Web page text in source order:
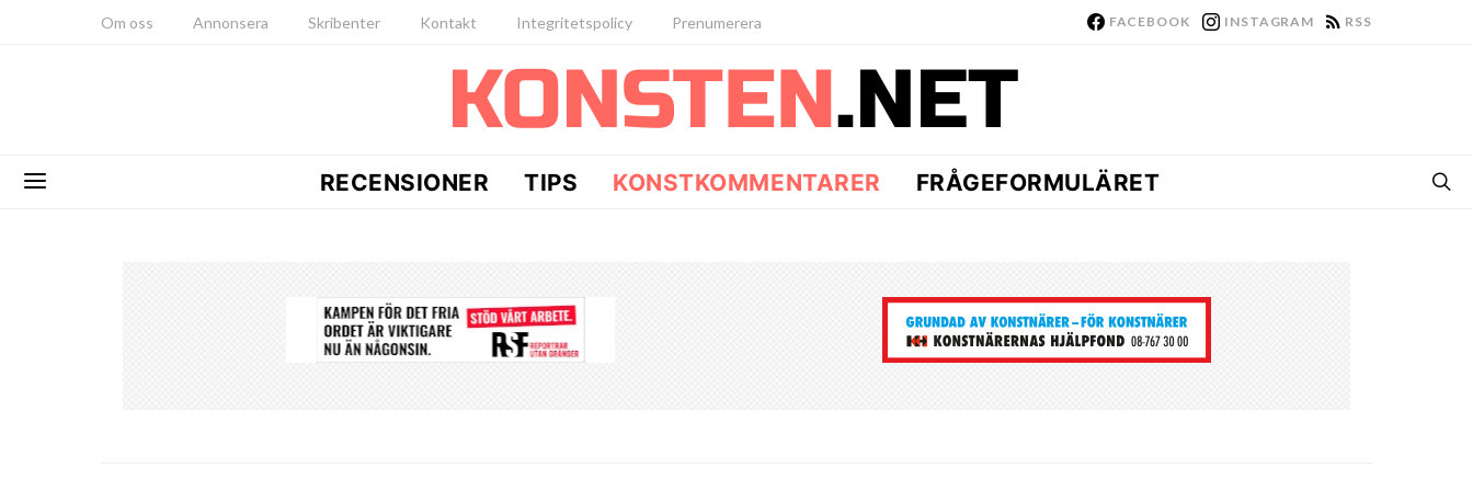
Om oss Annonsera Skribenter Kontakt Integritetspolicy Prenumerera FACEBOOK INSTAGRAM RSS
RECENSIONER TIPS KONSTKOMMENTARER FRÅGEFORMULÄRET